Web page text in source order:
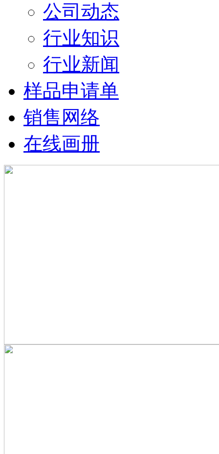
公司动态
行业知识
行业新闻
样品申请单
销售网络
在线画册